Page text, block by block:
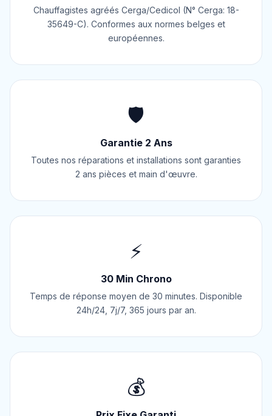
Chauffagistes agréés Cerga/Cedicol (N° Cerga: 18-
35649-C). Conformes aux normes belges et
européennes.
🛡️
Garantie 2 Ans
Toutes nos réparations et installations sont garanties
2 ans pièces et main d'œuvre.
⚡
30 Min Chrono
Temps de réponse moyen de 30 minutes. Disponible
24h/24, 7j/7, 365 jours par an.
💰